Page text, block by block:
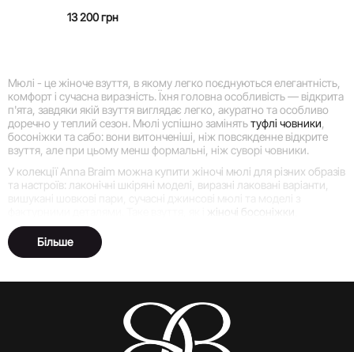
13 200 грн
Мюлі - це жіноче взуття, в якому легко поєднуються елегантність,
комфорт і сучасна виразність. Їхня головна особливість — відкрита
п'ята, завдяки якій взуття виглядає легко, акуратно та особливо
доречно у теплий сезон. Мюлі успішно замінятьтуфлі човники
босоніжки та сабо: вони витонченіші, ніж повсякденне відкрите
взуття, але при цьому менш формальні, ніж суворі човники.
У колекції Anna Braim можна купити жіночі мюлі для різних образів
та настроїв: лаконічні шкіряні моделі, виразні лаковані варіанти,
жіночі босоніжки
допомагає швидко зібрати жіночний і завершений образ для
прогулянки, зустрічі, літнього заходу, вечері, офісу або особливого
виходу.
роблять силует легшим і дозволяють виглядати зібрано навіть у
найпростіших комплектах. Досить підібрати відповідну пару - і
звичні штани, сукня або жіночі костюми
починають виглядати
Більше